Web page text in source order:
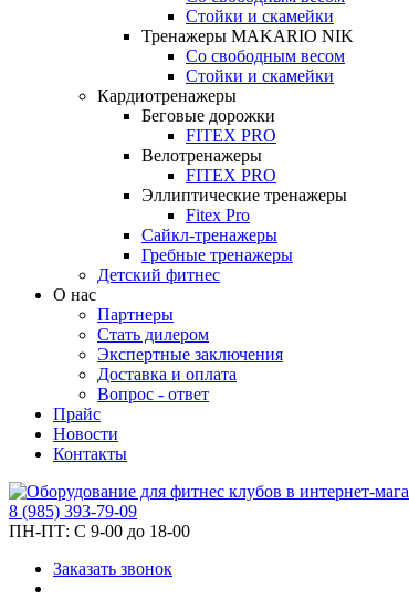
Стойки и скамейки
Тренажеры MAKARIO NIK
Со свободным весом
Стойки и скамейки
Кардиотренажеры
Беговые дорожки
FITEX PRO
Велотренажеры
FITEX PRO
Эллиптические тренажеры
Fitex Pro
Сайкл-тренажеры
Гребные тренажеры
Детский фитнес
О нас
Партнеры
Стать дилером
Экспертные заключения
Доставка и оплата
Вопрос - ответ
Прайс
Новости
Контакты
8 (985) 393-79-09
ПН-ПТ: С 9-00 до 18-00
Заказать звонок